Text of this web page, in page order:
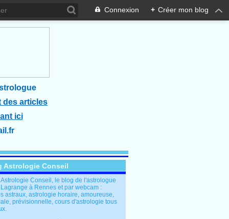
Connexion + Créer mon blog
des articles
ici
Astrologie Conseil
Astrologie Conseil, le blog de l'astrologue
Lagrange à Rennes et par webcam :
astraux, astrologie horaire, amoureuse,
prévisionnelle, cours d'astrologie tous